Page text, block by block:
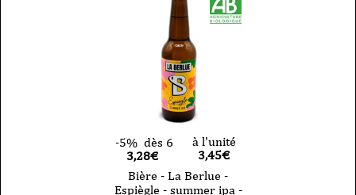
-5% dès 6
3,28€
à l'unité
3,45€
Bière - La Berlue -
Espiègle - summer ipa -